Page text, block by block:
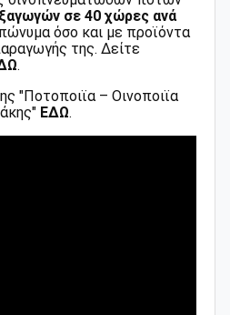
σε 40 χώρες ανά
όσο και με προϊόντα
της. Δείτε
.
"Ποτοποιϊα – Οινοποιϊα
ΕΔΩ.